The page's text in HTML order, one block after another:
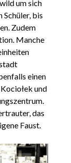
um sich
Schüler, bis
Zudem
Manche
einen
und
das
Faust.